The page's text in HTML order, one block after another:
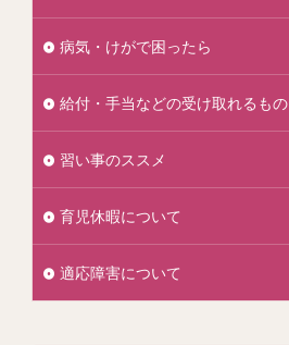
病気・けがで困ったら
給付・手当などの受け取れるもの
習い事のススメ
育児休暇について
適応障害について